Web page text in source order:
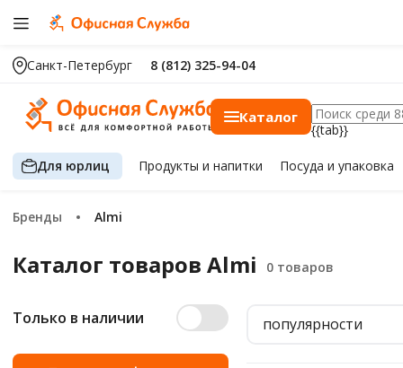
Санкт-Петербург 8 (812) 325-94-04
Каталог
{{tab}}
Для юрлиц Продуктыи напитки Посуда и упаковка
Бренды Almi
Каталог товаров Almi
Только в наличии популярности